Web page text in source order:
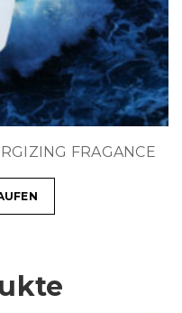
FRAGANCE